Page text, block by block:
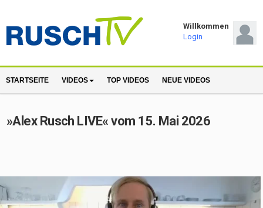
Willkommen
Login
STARTSEITE VIDEOS TOP VIDEOS NEUE VIDEOS
»Alex Rusch LIVE« vom 15. Mai 2026